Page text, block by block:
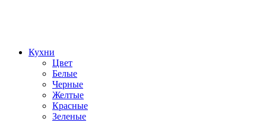
Кухни
Цвет
Белые
Черные
Желтые
Красные
Зеленые